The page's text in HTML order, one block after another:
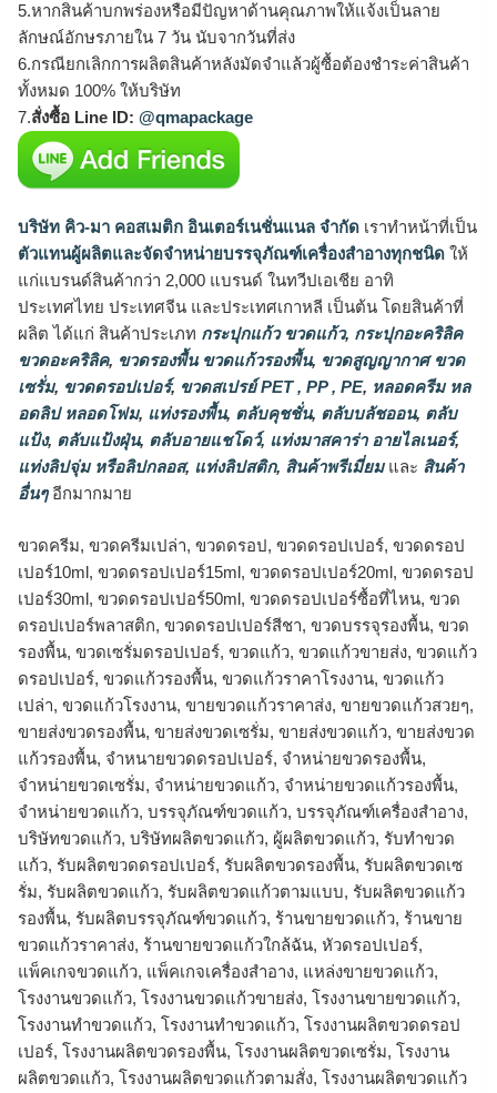
5.หากสินค้าบกพร่องหรือมีปัญหาด้านคุณภาพให้แจ้งเป็นลาย
ลักษณ์อักษรภายใน 7 วัน นับจากวันที่ส่ง
6.กรณียกเลิกการผลิตสินค้าหลังมัดจำแล้วผู้ซื้อต้องชำระค่าสินค้า
ทั้งหมด 100% ให้บริษัท
7.สั่งซื้อ Line ID: @qmapackage
บริษัท คิว-มา คอสเมติก อินเตอร์เนชั่นแนล จำกัด เราทำหน้าที่เป็น
ตัวแทนผู้ผลิตและจัดจำหน่ายบรรจุภัณฑ์เครื่องสำอางทุกชนิด ให้
แก่แบรนด์สินค้ากว่า 2,000 แบรนด์ ในทวีปเอเชีย อาทิ
ประเทศไทย ประเทศจีน และประเทศเกาหลี เป็นต้น โดยสินค้าที่
ผลิต ได้แก่ สินค้าประเภท กระปุกแก้ว ขวดแก้ว, กระปุกอะคริลิค
ขวดอะคริลิค, ขวดรองพื้น ขวดแก้วรองพื้น, ขวดสูญญากาศ ขวด
เซรั่ม, ขวดดรอปเปอร์, ขวดสเปรย์ PET , PP , PE, หลอดครีม หล
อดลิป หลอดโฟม, แท่งรองพื้น, ตลับคุชชั่น, ตลับบลัชออน, ตลับ
แป้ง, ตลับแป้งฝุ่น, ตลับอายแชโดว์, แท่งมาสคาร่า อายไลเนอร์,
แท่งลิปจุ่ม หรือลิปกลอส, แท่งลิปสติก, สินค้าพรีเมี่ยมและ สินค้า
อื่นๆอีกมากมาย
ขวดครีม, ขวดครีมเปล่า, ขวดดรอป, ขวดดรอปเปอร์, ขวดดรอป
เปอร์10ml, ขวดดรอปเปอร์15ml, ขวดดรอปเปอร์20ml, ขวดดรอป
เปอร์30ml, ขวดดรอปเปอร์50ml, ขวดดรอปเปอร์ซื้อที่ไหน, ขวด
ดรอปเปอร์พลาสติก, ขวดดรอปเปอร์สีชา, ขวดบรรจุรองพื้น, ขวด
รองพื้น, ขวดเซรั่มดรอปเปอร์, ขวดแก้ว, ขวดแก้วขายส่ง, ขวดแก้ว
ดรอปเปอร์, ขวดแก้วรองพื้น, ขวดแก้วราคาโรงงาน, ขวดแก้ว
เปล่า, ขวดแก้วโรงงาน, ขายขวดแก้วราคาส่ง, ขายขวดแก้วสวยๆ,
ขายส่งขวดรองพื้น, ขายส่งขวดเซรั่ม, ขายส่งขวดแก้ว, ขายส่งขวด
แก้วรองพื้น, จำหนายขวดดรอปเปอร์, จำหน่ายขวดรองพื้น,
จำหน่ายขวดเซรั่ม, จำหน่ายขวดแก้ว, จำหน่ายขวดแก้วรองพื้น,
จําหน่ายขวดแก้ว, บรรจุภัณฑ์ขวดแก้ว, บรรจุภัณฑ์เครื่องสำอาง,
บริษัทขวดแก้ว, บริษัทผลิตขวดแก้ว, ผู้ผลิตขวดแก้ว, รับทำขวด
แก้ว, รับผลิตขวดดรอปเปอร์, รับผลิตขวดรองพื้น, รับผลิตขวดเซ
รั่ม, รับผลิตขวดแก้ว, รับผลิตขวดแก้วตามแบบ, รับผลิตขวดแก้ว
รองพื้น, รับผลิตบรรจุภัณฑ์ขวดแก้ว, ร้านขายขวดแก้ว, ร้านขาย
ขวดแก้วราคาส่ง, ร้านขายขวดแก้วใกล้ฉัน, หัวดรอปเปอร์,
แพ็คเกจขวดแก้ว, แพ็คเกจเครื่องสำอาง, แหล่งขายขวดแก้ว,
โรงงานขวดแก้ว, โรงงานขวดแก้วขายส่ง, โรงงานขายขวดแก้ว,
โรงงานทำขวดแก้ว, โรงงานทําขวดแก้ว, โรงงานผลิตขวดดรอป
เปอร์, โรงงานผลิตขวดรองพื้น, โรงงานผลิตขวดเซรั่ม, โรงงาน
ผลิตขวดแก้ว, โรงงานผลิตขวดแก้วตามสั่ง, โรงงานผลิตขวดแก้ว